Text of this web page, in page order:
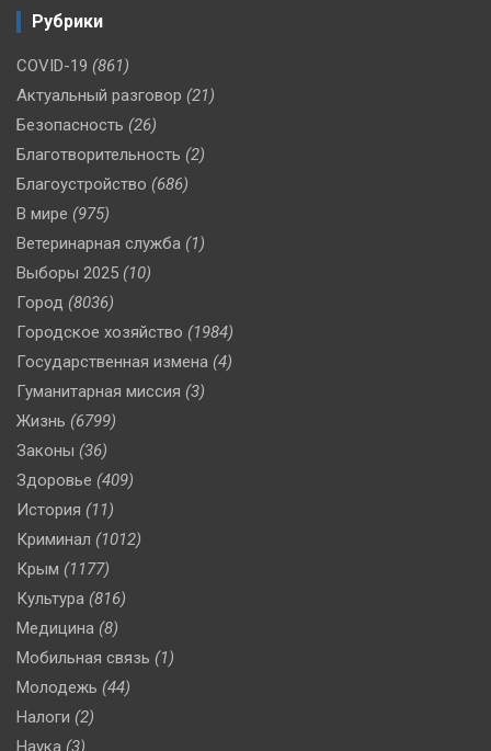
Рубрики
COVID-19 (861)
Актуальный разговор (21)
Безопасность (26)
Благотворительность (2)
Благоустройство (686)
В мире (975)
Ветеринарная служба (1)
Выборы 2025 (10)
Город (8036)
Городское хозяйство (1984)
Государственная измена (4)
Гуманитарная миссия (3)
Жизнь (6799)
Законы (36)
Здоровье (409)
История (11)
Криминал (1012)
Крым (1177)
Культура (816)
Медицина (8)
Мобильная связь (1)
Молодежь (44)
Налоги (2)
Наука (3)